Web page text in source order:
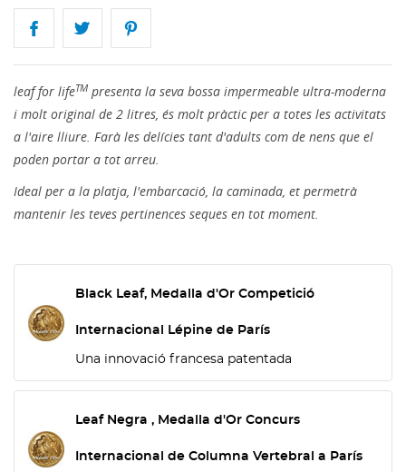
leaf for lifeTM presenta la seva bossa impermeable ultra-moderna
i molt original de 2 litres, és molt pràctic per a totes les activitats
a l'aire lliure. Farà les delícies tant d'adults com de nens que el
poden portar a tot arreu.
Ideal per a la platja, l'embarcació, la caminada, et permetrà
mantenir les teves pertinences seques en tot moment.
Black Leaf, Medalla d'Or Competició
Internacional Lépine de París
Una innovació francesa patentada
Leaf Negra , Medalla d'Or Concurs
Internacional de Columna Vertebral a París